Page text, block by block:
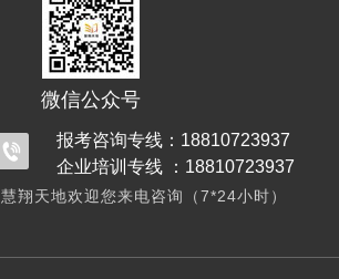
微信公众号
报考咨询专线：18810723937
企业培训专线 ：18810723937
慧翔天地欢迎您来电咨询（7*24小时）